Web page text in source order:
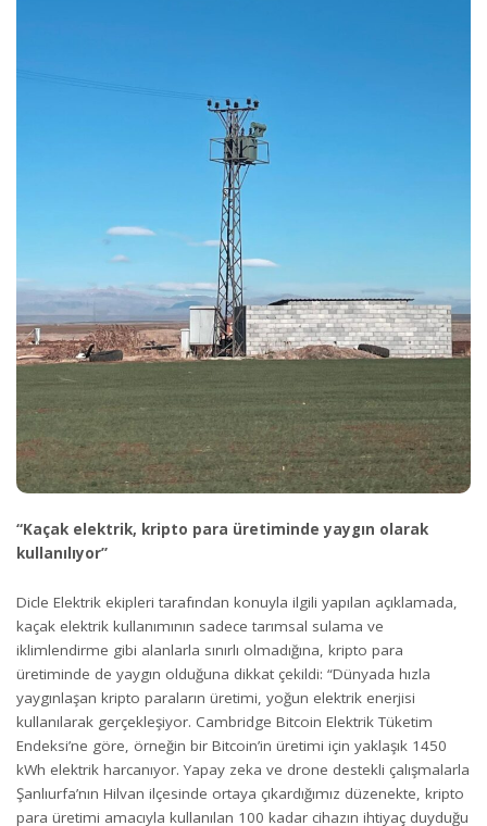
“Kaçak elektrik, kripto para üretiminde yaygın olarak
kullanılıyor”
Dicle Elektrik ekipleri tarafından konuyla ilgili yapılan açıklamada,
kaçak elektrik kullanımının sadece tarımsal sulama ve
iklimlendirme gibi alanlarla sınırlı olmadığına, kripto para
üretiminde de yaygın olduğuna dikkat çekildi: “Dünyada hızla
yaygınlaşan kripto paraların üretimi, yoğun elektrik enerjisi
kullanılarak gerçekleşiyor. Cambridge Bitcoin Elektrik Tüketim
Endeksi’ne göre, örneğin bir Bitcoin’in üretimi için yaklaşık 1450
kWh elektrik harcanıyor. Yapay zeka ve drone destekli çalışmalarla
Şanlıurfa’nın Hilvan ilçesinde ortaya çıkardığımız düzenekte, kripto
para üretimi amacıyla kullanılan 100 kadar cihazın ihtiyaç duyduğu